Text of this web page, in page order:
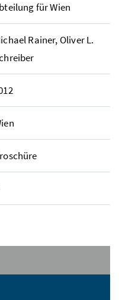
für Wien
Rainer, Oliver L.